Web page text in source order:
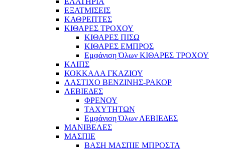
ΕΞΑΤΜΙΣΕΙΣ
ΚΑΘΡΕΠΤΕΣ
ΚΙΘΑΡΕΣ ΤΡΟΧΟΥ
ΚΙΘΑΡΕΣ ΠΙΣΩ
ΚΙΘΑΡΕΣ ΕΜΠΡΟΣ
Εμφάνιση Όλων ΚΙΘΑΡΕΣ ΤΡΟΧΟΥ
ΚΛΙΠΣ
ΚΟΚΚΑΛΑ ΓΚΑΖΙΟΥ
ΛΑΣΤΙΧΟ ΒΕΝΖΙΝΗΣ-ΡΑΚΟΡ
ΛΕΒΙΕΔΕΣ
ΦΡΕΝΟΥ
ΤΑΧΥΤΗΤΩΝ
Εμφάνιση Όλων ΛΕΒΙΕΔΕΣ
ΜΑΝΙΒΕΛΕΣ
ΜΑΣΠΙΕ
ΒΑΣΗ ΜΑΣΠΙΕ ΜΠΡΟΣΤΑ